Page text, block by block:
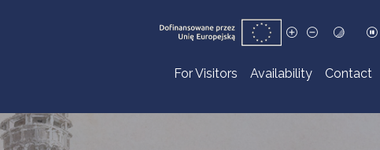
For Visitors Availability Contact